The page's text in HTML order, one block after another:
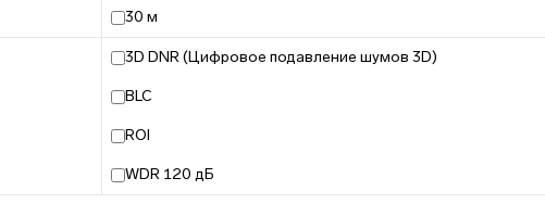
30 м
3D DNR (Цифровое подавление шумов 3D)
BLC
ROI
WDR 120 дБ